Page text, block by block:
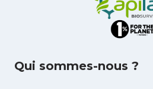
Qui sommes-nous ?